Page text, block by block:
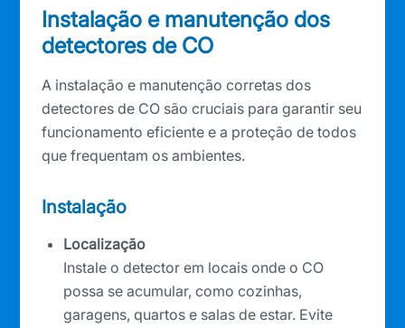
Instalação e manutenção dos
detectores de CO
A instalação e manutenção corretas dos
detectores de CO são cruciais para garantir seu
funcionamento eficiente e a proteção de todos
que frequentam os ambientes.
Instalação
Localização
Instale o detector em locais onde o CO
possa se acumular, como cozinhas,
garagens, quartos e salas de estar. Evite